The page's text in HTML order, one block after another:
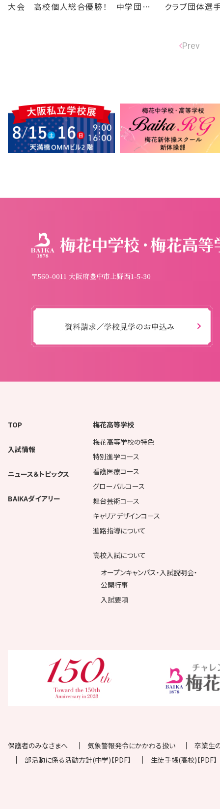
大会 高校個人総合優勝！ 中学団体
クラブ団体選
Prev
〒560-0011 大阪府豊中市上野西1-5-30
資料請求／学校見学のお申込み
TOP
入試情報
ニュース＆トピックス
BAIKAダイアリー
梅花高等学校
梅花高等学校の特色
特別進学コース
看護医療コース
グローバルコース
舞台芸術コース
キャリアデザインコース
進路指導について
高校入試について
オープンキャンパス・入試説明会・
公開行事
入試要項
保護者のみなさまへ 気象警報発令にかかわる扱い
卒業生
部活動に係る活動方針(中学)【PDF】
生徒手帳(高校)【PDF】